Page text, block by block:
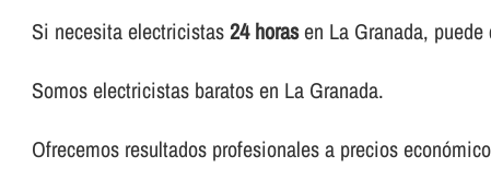
Si necesita electricistas24 horasen La Granada, puede
Somos electricistas baratos en La Granada.
Ofrecemos resultados profesionales a precios